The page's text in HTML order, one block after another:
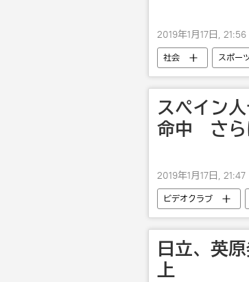
2019年1月17日, 21:56
社会 スポー
スペイン
命中 さら
2019年1月17日, 21:47
ビデオクラブ
日立、英
上